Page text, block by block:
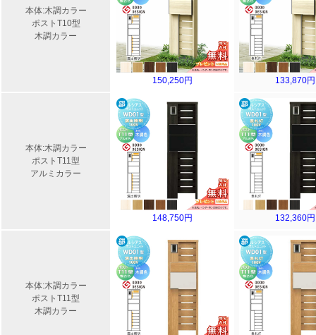
本体:木調カラー
ポストT10型
木調カラー
150,250円 133,870円
本体:木調カラー
ポストT11型
アルミカラー
148,750円 132,360円
本体:木調カラー
ポストT11型
木調カラー